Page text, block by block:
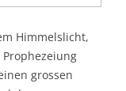
Himmelslicht,
grossen